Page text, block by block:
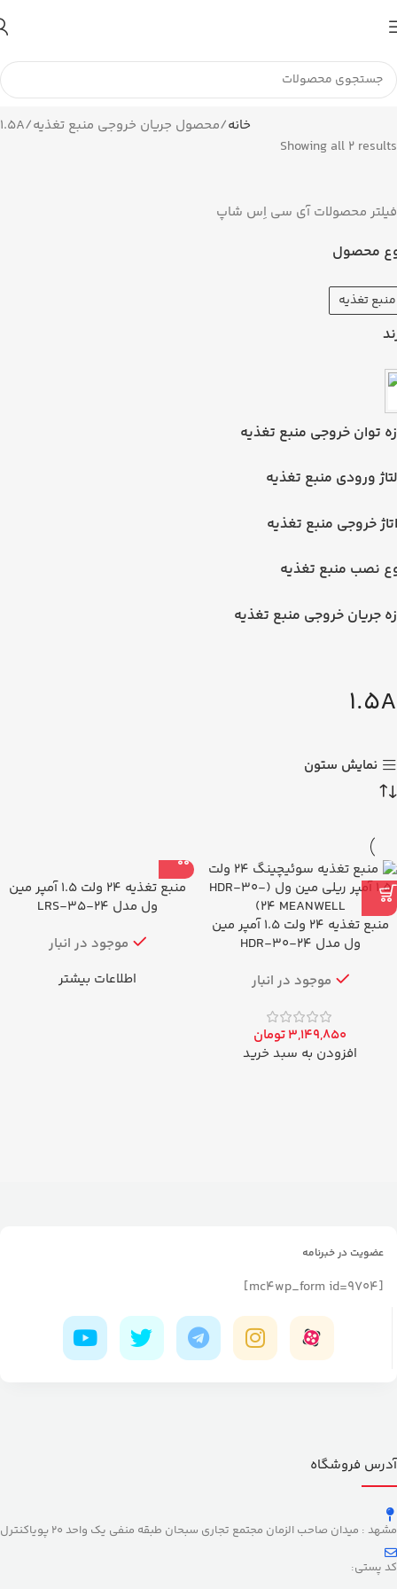
خانه محصول جریان خروجی منبع تغذیه 1.5A
Showing all 2 results
فیلتر محصولات آی سی اِس شاپ
محصول
منبع تغذیه
توان خروجی منبع تغذیه
ورودی منبع تغذیه
خروجی منبع تغذیه
نصب منبع تغذیه
جریان خروجی منبع تغذیه
1.5A
نمایش ستون
منبع تغذیه 24 ولت 1.5 آمپر مین
ول مدل HDR-30-24
موجود در انبار
3,149,850تومان
افزودن به سبد خرید
منبع تغذیه 24 ولت 1.5 آمپر مین
ول مدل LRS-35-24
موجود در انبار
اطلاعات بیشتر
عضویت در خبرنامه
[mc4wp_form id=9704]
آدرس فروشگاه
مشهد : میدان صاحب الزمان مجتمع تجاری سبحان طبقه منفی یک واحد 20 پویاکنترل
کد پستی:
تا اطلاع ثانوی لطفا جهت موجودی و قیمت بروز با ما در تماس